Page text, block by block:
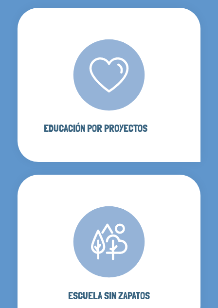
EDUCACIÓN POR PROYECTOS
ESCUELA SIN ZAPATOS